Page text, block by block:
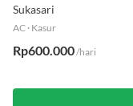
Sukasari
AC · Kasur
Rp600.000/hari